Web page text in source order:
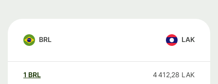
BRL LAK
1 BRL 4 412,28 LAK